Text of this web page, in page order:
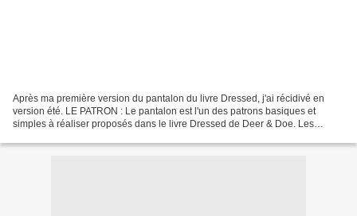
Après ma première version du pantalon du livre Dressed, j'ai récidivé en
version été. LE PATRON : Le pantalon est l'un des patrons basiques et
simples à réaliser proposés dans le livre Dressed de Deer & Doe. Les